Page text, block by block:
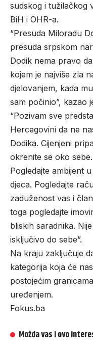
sudskog i tužilačkog
BiH i OHR-a.
“Presuda Miloradu
presuda srpskom
Dodik nema pravo
kojem je najviše zla
djelovanjem, kada
sam počinio”, kazao
“Pozivam sve
Hercegovini da ne
Dodika. Cijenjeni
okrenite se oko
Pogledajte ambijent
djeca. Pogledajte
zaduženost vas i
toga pogledajte
bliskih saradnika.
isključivo do sebe”.
Na kraju zaključuje
kategorija koja će
postojećim
uređenjem.
Fokus.ba
Možda vas i ovo